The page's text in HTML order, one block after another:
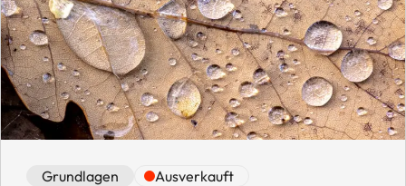
Grundlagen Ausverkauft
Event category: Grundlagen
Event availability: Ausverkauft